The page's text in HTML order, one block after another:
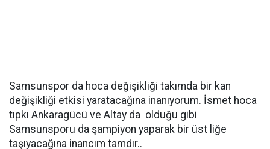
Samsunspor da hoca değişikliği takımda bir kan
değişikliği etkisi yaratacağına inanıyorum. İsmet hoca
tıpkı Ankaragücü ve Altay da olduğu gibi
Samsunsporu da şampiyon yaparak bir üst liğe
taşıyacağına inancım tamdır..